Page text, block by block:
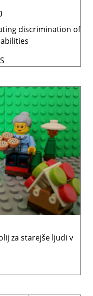
discrimination of
za starejše ljudi v